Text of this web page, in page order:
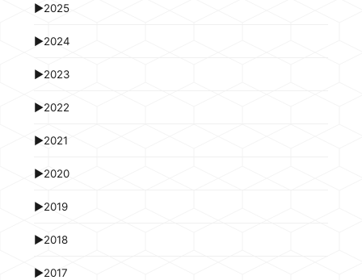
►2025
►2024
►2023
►2022
►2021
►2020
►2019
►2018
►2017